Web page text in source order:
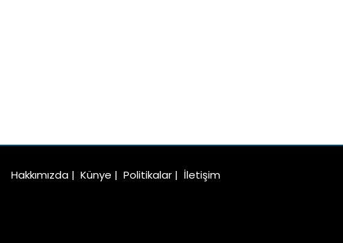
Hakkımızda | Künye | Politikalar | İletişim